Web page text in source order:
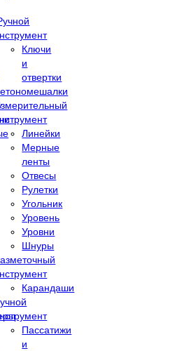
Ключи
и
отвертки
Линейки
Мерные
ленты
Отвесы
Рулетки
Угольник
Уровень
Уровни
Шнуры
Карандаши
Пассатижи
и